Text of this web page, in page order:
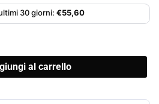
30 giorni: €55,60
al carrello